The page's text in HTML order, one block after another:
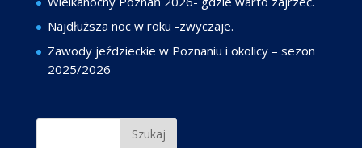
Najdłuższa noc w roku -zwyczaje.
Zawody jeździeckie w Poznaniu i okolicy – sezon
2025/2026